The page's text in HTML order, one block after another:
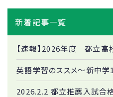
新着記事一覧
【速報】2026年度 都立高
英語学習のススメ～新中学
2026.2.2 都立推薦入試合